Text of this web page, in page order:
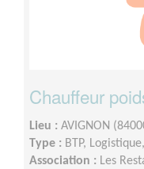
Chauffeur
Lieu : AVIGNON
Type : BTP,
Association : Les